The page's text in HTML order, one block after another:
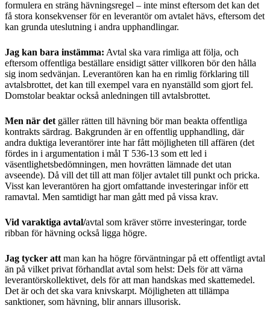
formulera en sträng hävningsregel – inte minst eftersom det kan det
få stora konsekvenser för en leverantör om avtalet hävs, eftersom det
kan grunda uteslutning i andra upphandlingar.
Jag kan bara instämma: Avtal ska vara rimliga att följa, och
eftersom offentliga beställare ensidigt sätter villkoren bör den hålla
sig inom sedvänjan. Leverantören kan ha en rimlig förklaring till
avtalsbrottet, det kan till exempel vara en nyanställd som gjort fel.
Domstolar beaktar också anledningen till avtalsbrottet.
Men när det gäller rätten till hävning bör man beakta offentliga
kontrakts särdrag. Bakgrunden är en offentlig upphandling, där
andra duktiga leverantörer inte har fått möjligheten till affären (det
fördes in i argumentation i mål T 536-13 som ett led i
väsentlighetsbedömningen, men hovrätten lämnade det utan
avseende). Då vill det till att man följer avtalet till punkt och pricka.
Visst kan leverantören ha gjort omfattande investeringar inför ett
ramavtal. Men samtidigt har man gått med på vissa krav.
Vid varaktiga avtal/avtal som kräver större investeringar, torde
ribban för hävning också ligga högre.
Jag tycker att man kan ha högre förväntningar på ett offentligt avtal
än på vilket privat förhandlat avtal som helst: Dels för att värna
leverantörskollektivet, dels för att man handskas med skattemedel.
Det är och det ska vara knivskarpt. Möjligheten att tillämpa
sanktioner, som hävning, blir annars illusorisk.